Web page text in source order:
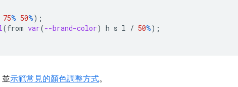
75% 50%);
(from var(--brand-color) h s l / 50%);
並示範常見的顏色調整方式。